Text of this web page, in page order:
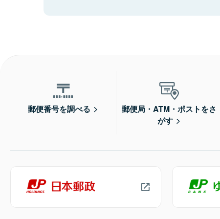
郵便番号を調べる
郵便局・ATM・ポストをさ
がす